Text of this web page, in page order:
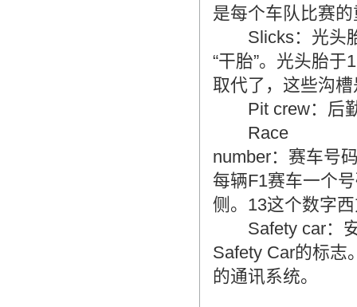
是每个车队比赛
Slicks：光头胎
“干胎”。光头胎
取代了，这些沟
Pit crew：后勤
Race
number：赛车号
每辆F1赛车一个
侧。13这个数字
Safety car：安
Safety Car的标志
的通讯系统。